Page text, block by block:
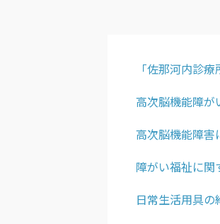
「佐那河内診
高次脳機能障が
高次脳機能障害
障がい福祉に関
日常生活用具の